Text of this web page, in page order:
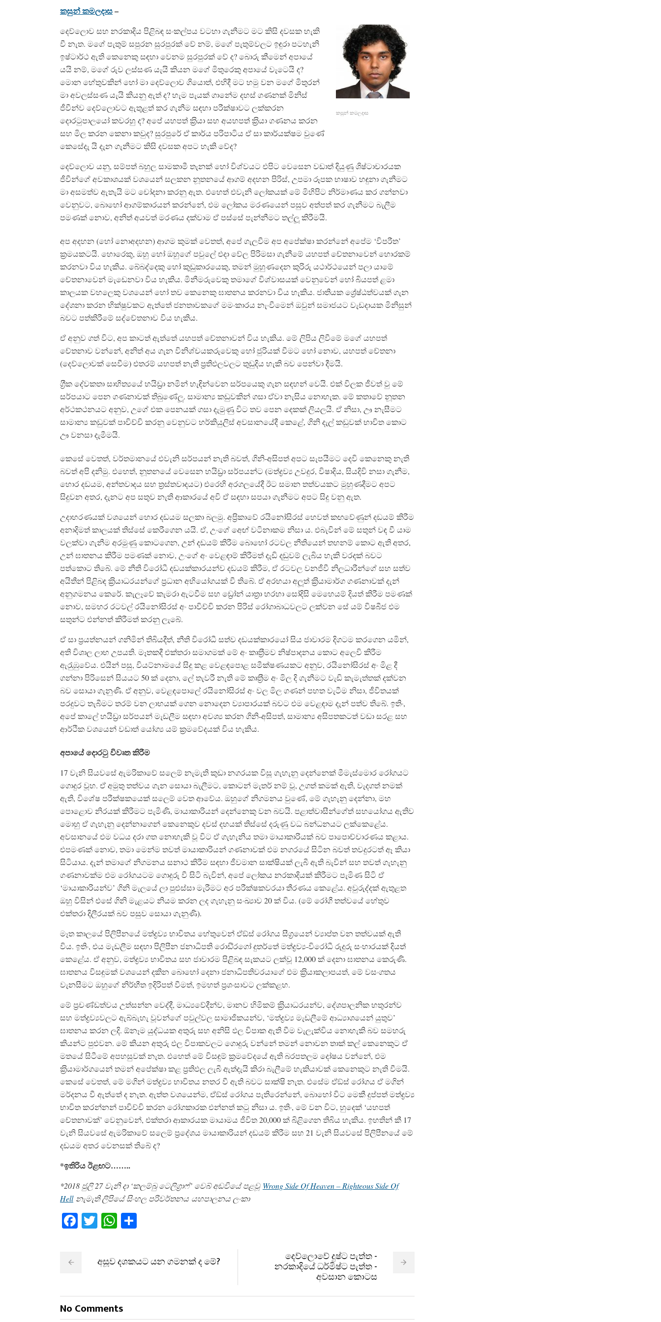
කසුන් කමලදාස–
කසුන් කමලදාස
දෙව්ලොව සහ නරකාදිය පිළිබඳ සංකල්පය වටහා ගැනීමට මට කිසි දවසක හැකි
වී නැත. මගේ පැතුම් සපුරන සුරපුරක් වේ නම්, මගේ පැතුම්වලට ඉඳුරා පටහැනි
ඉෂ්ටාර්ථ ඇති කෙනෙකු සඳහා වෙනම සුරපුරක් වේ ද? බොරු කීමෙන් අපායේ
යයි නම්, මගේ රුව ලස්සණ යැයි කියන මගේ මිතුරෙකු අපායේ වැටෙයි ද?
මොන හේතුවකින් හෝ මා දෙව්ලොව ගියොත්, එහිදී මට හමු වන මගේ මිතුරන්
මා අවලස්සණ යැයි කියනු ඇත් ද? හැම පැයක් ගානේම දහස් ගණනක් මිනිස්
ජීවීන්ව දෙව්ලොවට ඇතුළත් කර ගැනීම සඳහා පරීක්ෂාවට ලක්කරන
දොරටුපාලයෝ කවරහු ද? අපේ යහපත් ක‍්‍රියා සහ අයහපත් ක‍්‍රියා ගණනය කරන
සහ මිල කරන කෙනා කවුද? සුරපුරේ ඒ කාර්ය පරිපාටිය ඒ සා කාර්යක්ෂම වුණේ
කෙසේදැ යි දැන ගැනීමට කිසි දවසක අපට හැකි වේද?
දෙව්ලොව යනු, සම්පත් බහුල සාමකාමී තැනක් හෝ විශ්වයට එපිට වෙසෙන වඩාත් දියුණු ශිෂ්ටාචාරයක
ජීවීන්ගේ අවකාශයක් වශයෙන් සලකන නූතනයේ ආගම් අදහන පිරිස්, උපමා රූපක භාෂාව හඳුනා ගැනීමට
මා අසමත්ව ඇතැයි මට චෝදනා කරනු ඇත. එහෙත් එවැනි ලෝකයක් මේ මිහිපිට නිර්මාණය කර ගන්නවා
වෙනුවට, බොහෝ ආගම්කාරයන් කරන්නේ, එම ලෝකය මරණයෙන් පසුව අත්පත් කර ගැනීමට බැලීම
පමණක් නොව, අනිත් අයවත් මරණය දක්වාම ඒ පස්සේ පැන්නීමට තල්ලූ කිරීමයි.
අප අදහන (හෝ නොඅදහන) ආගම කුමක් වෙතත්, අපේ ගැලවීම අප අපේක්ෂා කරන්නේ අපේම ‘විපරීත’
ක‍්‍රමයකටයි. හොරෙකු, ඔහු හෝ ඔහුගේ පවුලේ එදා වේල පිරිමසා ගැනීමේ යහපත් චේතනාවෙන් හොරකම්
කරනවා විය හැකිය. බේබද්දෙකු හෝ කුඩුකාරයෙකු, තමන් මුහුණදෙන කුරිරු යථාර්ථයෙන් පලා යාමේ
චේතනාවෙන් මැඩෙනවා විය හැකිය. මිනීමරුවෙකු තමාගේ විශ්වාසයක් වෙනුවෙන් හෝ බියපත් ළමා
කාලයක වහලෙකු වශයෙන් හෝ තව කෙනෙකු ඝාතනය කරනවා විය හැකිය. ජාතියක ශ්‍රේෂ්ඨත්වයක් ගැන
දේශනා කරන භික්ෂුවකට ඇත්තේ ජනතාවකගේ මමංකාරය නැංවීමෙන් ඔවුන් සමාජයට වැඩදායක මිනිසුන්
බවට පත්කිරීමේ සද්චේතනාව විය හැකිය.
ඒ අනුව ගත් විට, අප කාටත් ඇත්තේ යහපත් චේතනාවන් විය හැකිය. මේ ලිපිය ලිවීමේ මගේ යහපත්
චේතනාව වන්නේ, අනිත් අය ගැන විනිශ්චයකරුවෙකු හෝ ජුරියක් වීමට හෝ නොව, යහපත් චේතනා
(දෙව්ලොවක් සෙවීම) එතරම් යහපත් නැති ප‍්‍රතිඵලවලට තුඩුදිය හැකි බව පෙන්වා දීමයි.
ග‍්‍රීක දේවකතා සාහිත්‍යයේ හයිඩ‍්‍රා නමින් හැඳින්වෙන සර්පයෙකු ගැන සඳහන් වෙයි. එක් විලක ජීවත් වු මේ
සර්පයාට පෙන ගණනාවක් තිබුණේලූ. සාමාන්‍ය කඩුවකින් ගසා ඒවා නැසිය නොහැක. මේ කතාවේ නූතන
අර්ථකථනයට අනුව, උගේ එක පෙනයක් ගසා දැමුණු විට තව පෙන දෙකක් ලියලයි. ඒ නිසා, ඌ නැසීමට
සාමාන්‍ය කඩුවක් පාවිච්චි කරනු වෙනුවට හර්කියුලිස් අවසානයේදී කෙළේ, ගිනි දැල් කඩුවක් භාවිත කොට
ඌ වනසා දැමීමයි.
කෙසේ වෙතත්, වර්තමානයේ එවැනි සර්පයන් නැති බවත්, ගිනි-අසිපත් අපට සැපයීමට දෙවි කෙනෙකු නැති
බවත් අපි දනිමු. එහෙත්, නූතනයේ වෙසෙන හයිඩ‍්‍රා සර්පයන්ට (මත්ද්‍රව්‍ය උවදුර, විෂාදිය, සියදිවි නසා ගැනීම,
හොර දඩයම, අන්තවාදය සහ ත‍්‍රස්තවාදයට) එරෙහි අරගලයේදී ඊට සමාන තත්වයකට මුහුණදීමට අපට
සිදුවන අතර, දැනට අප සතුව නැති ආකාරයේ අවි ඒ සඳහා සපයා ගැනීමට අපට සිදු වනු ඇත.
උදාහරණයක් වශයෙන් හොර දඩයම සලකා බලමු. අප‍්‍රිකාවේ රයිනෝසිරස් හෙවත් කඟවේණුන් දඩයම් කිරීම
අනාදිමත් කාලයක් තිස්සේ කෙරීගෙන යයි. ඒ, උංගේ අෙඟ් වටිනාකම නිසා ය. එබැවින් මේ සතුන් වඳ වී යාම
වලක්වා ගැනීම අරමුණු කොටගෙන, උන් දඩයම් කිරීම බොහෝ රටවල නීතියෙන් තහනම් කොට ඇති අතර,
උන් ඝාතනය කිරීම පමණක් නොව, උංගේ අං වෙළඳාම් කිරීමත් දැඩි දඬුවම් ලැබිය හැකි වරදක් බවට
පත්කොට තිබේ. මේ නීති විරෝධී දඩයක්කාරයන්ව දඩයම් කිරීම, ඒ රටවල වනජීවී නිලධාරීන්ගේ සහ සත්ව
අයිතීන් පිළිබඳ ක‍්‍රියාධරයන්ගේ ප‍්‍රධාන අභියෝගයක් වී තිබේ. ඒ අරභයා අලූත් ක‍්‍රියාමාර්ග ගණනාවක් දැන්
අනුගමනය කෙරේ. කැලෑවේ කැමරා ඇටවීම සහ ඩ්‍රෝන් යාත‍්‍රා හරහා සෝදිසි මෙහෙයම් දියත් කිරීම පමණක්
නොව, සමහර රටවල් රයිනෝසිරස් අං පාවිච්චි කරන පිරිස් රෝගාබාධවලට ලක්වන සේ යම් විෂබීජ එම
සතුන්ට එන්නත් කිරීමත් කරනු ලැබේ.
ඒ සා ප‍්‍රයත්නයන් ගනිමින් තිබියදීත්, නීති විරෝධී සත්ව දඩයක්කාරයෝ සිය ජාවාරම දිගටම කරගෙන යමින්,
අති විශාල ලාභ උපයති. මෑතකදී එක්තරා සමාගමක් මේ අං කෘත‍්‍රීමව නිෂ්පාදනය කොට අලෙවි කිරීම
ඇරැුඹුවේය. එයින් පසු, වියට්නාමයේ සිදු කළ වෙළඳපොළ සමීක්ෂණයකට අනුව, රයිනෝසිරස් අං මිළ දී
ගන්නා පිරිසෙන් සියයට 50 ක් දෙනා, ලේ තැවරී නැති මේ කෘත‍්‍රීම අං මිල දි ගැනීමට වැඩි කැමැත්තක් දක්වන
බව සොයා ගැනුණි. ඒ අනුව, වෙළඳපොලේ රයිනෝසිරස් අං වල මිල ගණන් පහත වැටීම නිසා, ජීවිතයක්
පරදුවට තැබීමට තරම් වන ලාභයක් ගෙන නොදෙන ව්‍යාපාරයක් බවට එම වෙළඳාම දැන් පත්ව තිබේ. ඉතිං,
අපේ කාලේ හයිඩ‍්‍රා සර්පයන් මැඩලීම සඳහා අවශ්‍ය කරන ගිනි-අසිපත්, සාමාන්‍ය අසිපතකටත් වඩා සරළ සහ
ආර්ථික වශයෙන් වඩාත් යෝග්‍ය යම් ක‍්‍රමවේදයක් විය හැකිය.
අපායේ දොරටු විවෘත කිරීම
17 වැනි සියවසේ ඇමරිකාවේ සලෙම් නැමැති කුඩා නගරයක විසූ ගැහැනු දෙන්නෙක් මීමැස්මොර රෝගයට
ගොදුර වූහ. ඒ අමුතු තත්වය ගැන සොයා බැලීමට, කොටන් මැතර් නම් වූ, උගත් කමක් ඇති, වැදගත් නමක්
ඇති, විශේෂ පරීක්ෂකයෙක් සලෙම් වෙත ආවේය. ඔහුගේ නිගමනය වුණේ, මේ ගැහැනු දෙන්නා, මහ
පොළොව නිරයක් කිරීමට පැමිණි, මායාකාරියන් දෙන්නෙකු වන බවයි. පළාත්වාසීන්ගේත් සහයෝගය ඇතිව
මොහු ඒ ගැහැනු දෙන්නාගෙන් කෙනෙකුව දවස් දහයක් තිස්සේ දරුණු වධ බන්ධනයට ලක්කෙළේය.
අවසානයේ එම වධය දරා ගත නොහැකි වූ විට ඒ ගැහැනිය තමා මායාකාරියක් බව පාපොච්චාරණය කළාය.
එපමණක් නොව, තමා මෙන්ම තවත් මායාකාරියන් ගණනාවක් එම නගරයේ සිටින බවත් තවදුරටත් ඈ කියා
සිටියාය. දැන් තමාගේ නිගමනය සනාථ කිරීම සඳහා ජීවමාන සාක්ෂියක් ලැබී ඇති බැවින් සහ තවත් ගැහැනු
ගණනාවක්ම එම රෝගයටම ගොදුරු වී සිටි බැවින්, අපේ ලෝකය නරකාදියක් කිරීමට පැමිණ සිටි ඒ
‘මායාකාරියන්ව’ ගිනි මැලයේ ලා පුළුස්සා මැරීමට අර පරීක්ෂකවරයා තීරණය කෙළේය. අවුරුද්දක් ඇතුළත
ඔහු විසින් එසේ ගිනි මැළයට නියම කරන ලද ගැහැනු සංඛ්‍යාව 20 ක් විය. (මේ රෝගී තත්වයේ හේතුව
එක්තරා දිලීරයක් බව පසුව සොයා ගැනුණි).
මෑත කාලයේ පිලිපීනයේ මත්ද්‍රව්‍ය භාවිතය හේතුවෙන් ඒඞ්ස් රෝගය සීග‍්‍රයෙන් ව්‍යාප්ත වන තත්වයක් ඇති
විය. ඉතිං, එය මැඩලීම සඳහා පිලිපීන ජනාධිපති රොඩි‍්‍රගෝ දුතර්තේ මත්ද්‍රව්‍ය-විරෝධී රුදුරු සංහාරයක් දියත්
කෙළේය. ඒ අනුව, මත්ද්‍රව්‍ය භාවිතය සහ ජාවාරම පිළිබඳ සැකයට ලක්වූ 12,000 ක් දෙනා ඝාතනය කෙරුණි.
ඝාතනය විසඳුමක් වශයෙන් දකින බොහෝ දෙනා ජනාධිපතිවරයාගේ එම ක‍්‍රියාකලාපයත්, මේ වසංගතය
වැනසීමට ඔහුගේ නිර්භීත ඉදිරිපත් වීමත්, ඉමහත් ප‍්‍රශංසාවට ලක්කළහ.
මේ ප‍්‍රචණ්ඩත්වය උත්සන්න වෙද්දී, මාධ්‍යවේදීන්ව, මානව හිමිකම් ක‍්‍රියාධරයන්ව, දේශපාලනික හතුරන්ව
සහ මත්ද්‍රව්‍යවලට ඇබ්බැහැ වූවන්ගේ පවුල්වල සාමාජිකයන්ව, ‘මත්ද්‍රව්‍ය මැඩලීමේ ආධ්‍යාශයෙන් යුතුව’
ඝාතනය කරන ලදි. ඕනෑම යුද්ධයක අතුරු සහ අනිසි ඵල විපාක ඇති වීම වැලැක්විය නොහැකි බව සමහරු
කියන්ට පුළුවන. මේ කියන අතුරු ඵල විපාකවලට ගොදුරු වන්නේ තමන් නොවන තාක් කල් කෙනෙකුට ඒ
මතයේ සිටීමේ අපහසුවක් නැත. එහෙත් මේ විසඳුම් ක‍්‍රමවේදයේ ඇති බරපතලම දෝෂය වන්නේ, එම
ක‍්‍රියාමාර්ගයෙන් තමන් අපේක්ෂා කළ ප‍්‍රතිඵල ලැබී ඇත්දැයි කිරා බැලීමේ හැකියාවක් කෙනෙකුට නැති වීමයි.
කෙසේ වෙතත්, මේ මගින් මත්ද්‍රව්‍ය භාවිතය නතර වී ඇති බවට සාක්ෂි නැත. එසේම ඒඞ්ස් රෝගය ඒ මගින්
මර්දනය වී ඇත්තේ ද නැත. ඇත්ත වශයෙන්ම, ඒඞ්ස් රෝගය පැතිරෙන්නේ, බොහෝ විට මෙකී දුප්පත් මත්ද්‍රව්‍ය
භාවිත කරන්නන් පාවිච්චි කරන රෝගකාරක එන්නත් කටු නිසා ය. ඉතිං, මේ වන විට, හුදෙක් ‘යහපත්
චේතනාවක්’ වෙනුවෙන්, එක්තරා ආකාරයක මායාමය ජීවිත 20,000 ක් බිළිගෙන තිබිය හැකිය. ඉහතින් කී 17
වැනි සියවසේ ඇමරිකාවේ සලෙම් ප‍්‍රදේශය මායාකාරියන් දඩයම් කිරීම සහ 21 වැනි සියවසේ පිලිපීනයේ මේ
දඩයම අතර වෙනසක් තිබේ ද?
*ඉතිරිය ඊළඟට……..
*2018 ජුලි 27 වැනි දා ‘කලම්බු ටෙලිග‍්‍රාෆ්’ වෙබ් අඩවියේ පළවූ Wrong Side Of Heaven – Righteous Side Of
Hellනැමැති ලිපියේ සිංහල පරිවර්තනය යහපාලනය ලංකා
Facebook
TwitterWhatsApp
අසූව දශකයට යන ගමනක් ද මේ? දෙව්ලොවේ දුෂ්ට පැත්ත -
නරකාදියේ ධර්මිෂ්ට පැත්ත -
අවසාන කොටස​
No Comments